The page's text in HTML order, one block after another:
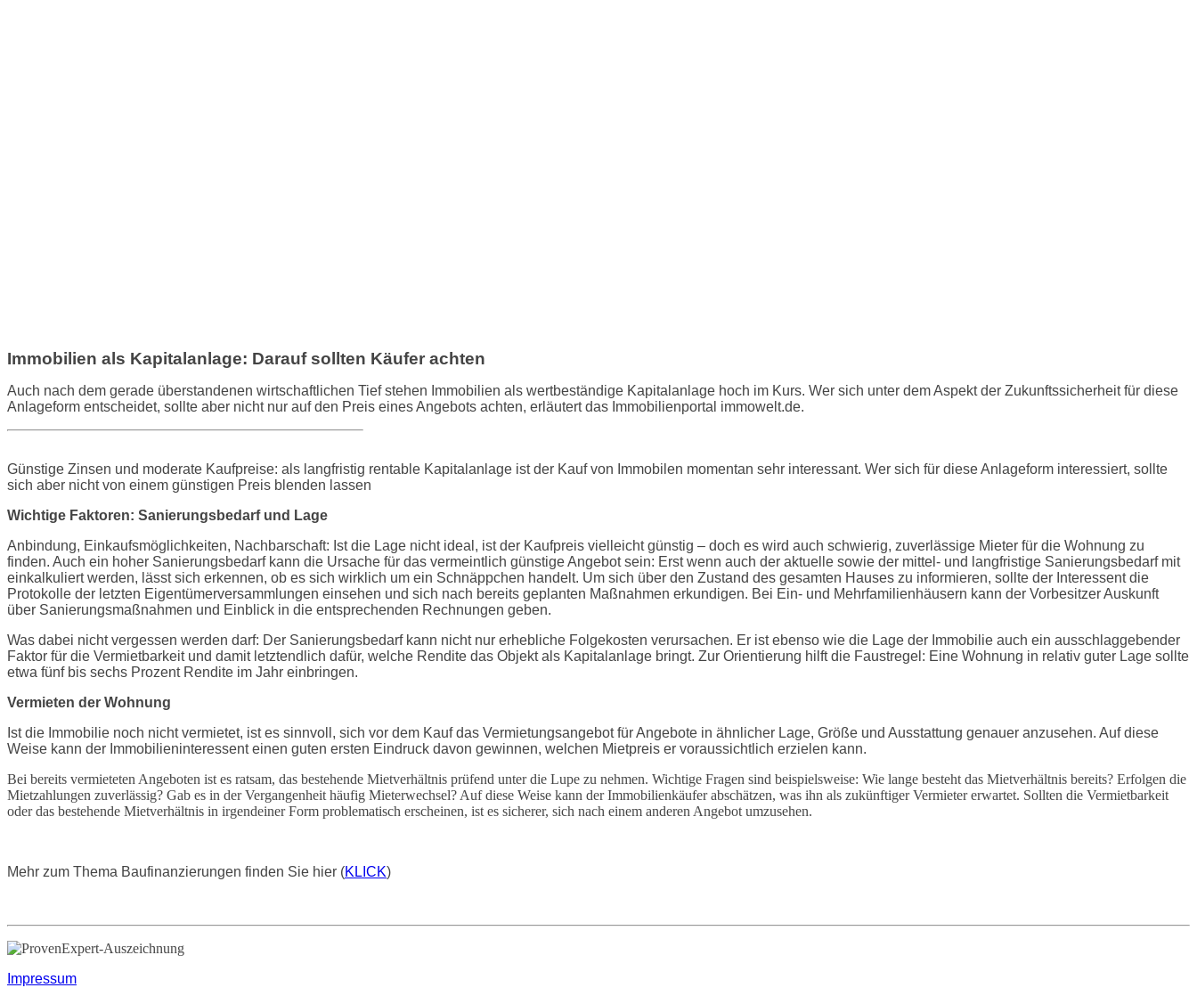
Immobilien als Kapitalanlage: Darauf sollten Käufer achten
Auch nach dem gerade überstandenen wirtschaftlichen Tief stehen Immobilien als wertbeständige Kapitalanlage hoch im Kurs. Wer sich unter dem Aspekt der Zukunftssicherheit für diese
Anlageform entscheidet, sollte aber nicht nur auf den Preis eines Angebots achten, erläutert das Immobilienportal immowelt.de.
Günstige Zinsen und moderate Kaufpreise: als langfristig rentable Kapitalanlage ist der Kauf von Immobilen momentan sehr interessant. Wer sich für diese Anlageform interessiert, sollte
sich aber nicht von einem günstigen Preis blenden lassen
Wichtige Faktoren: Sanierungsbedarf und Lage
Anbindung, Einkaufsmöglichkeiten, Nachbarschaft: Ist die Lage nicht ideal, ist der Kaufpreis vielleicht günstig – doch es wird auch schwierig, zuverlässige Mieter für die Wohnung zu
finden. Auch ein hoher Sanierungsbedarf kann die Ursache für das vermeintlich günstige Angebot sein: Erst wenn auch der aktuelle sowie der mittel- und langfristige Sanierungsbedarf mit
einkalkuliert werden, lässt sich erkennen, ob es sich wirklich um ein Schnäppchen handelt. Um sich über den Zustand des gesamten Hauses zu informieren, sollte der Interessent die
Protokolle der letzten Eigentümerversammlungen einsehen und sich nach bereits geplanten Maßnahmen erkundigen. Bei Ein- und Mehrfamilienhäusern kann der Vorbesitzer Auskunft
über Sanierungsmaßnahmen und Einblick in die entsprechenden Rechnungen geben.
Was dabei nicht vergessen werden darf: Der Sanierungsbedarf kann nicht nur erhebliche Folgekosten verursachen. Er ist ebenso wie die Lage der Immobilie auch ein ausschlaggebender
Faktor für die Vermietbarkeit und damit letztendlich dafür, welche Rendite das Objekt als Kapitalanlage bringt. Zur Orientierung hilft die Faustregel: Eine Wohnung in relativ guter Lage sollte
etwa fünf bis sechs Prozent Rendite im Jahr einbringen.
Vermieten der Wohnung
Ist die Immobilie noch nicht vermietet, ist es sinnvoll, sich vor dem Kauf das Vermietungsangebot für Angebote in ähnlicher Lage, Größe und Ausstattung genauer anzusehen. Auf diese
Weise kann der Immobilieninteressent einen guten ersten Eindruck davon gewinnen, welchen Mietpreis er voraussichtlich erzielen kann.
Bei bereits vermieteten Angeboten ist es ratsam, das bestehende Mietverhältnis prüfend unter die Lupe zu nehmen. Wichtige Fragen sind beispielsweise: Wie lange besteht das Mietverhältnis bereits? Erfolgen die
Mietzahlungen zuverlässig? Gab es in der Vergangenheit häufig Mieterwechsel? Auf diese Weise kann der Immobilienkäufer abschätzen, was ihn als zukünftiger Vermieter erwartet. Sollten die Vermietbarkeit
oder das bestehende Mietverhältnis in irgendeiner Form problematisch erscheinen, ist es sicherer, sich nach einem anderen Angebot umzusehen.
Mehr zum Thema Baufinanzierungen finden Sie hier (KLICK)
Impressum